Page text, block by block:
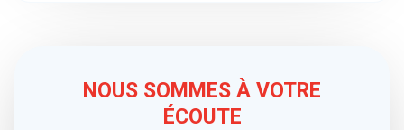
NOUS SOMMES À VOTRE
ÉCOUTE